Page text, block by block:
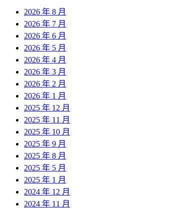
2026 年 8 月
2026 年 7 月
2026 年 6 月
2026 年 5 月
2026 年 4 月
2026 年 3 月
2026 年 2 月
2026 年 1 月
2025 年 12 月
2025 年 11 月
2025 年 10 月
2025 年 9 月
2025 年 8 月
2025 年 5 月
2025 年 1 月
2024 年 12 月
2024 年 11 月